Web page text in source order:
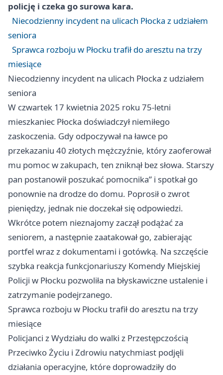
policję i czeka go surowa kara.
Niecodzienny incydent na ulicach Płocka z udziałem
seniora
Sprawca rozboju w Płocku trafił do aresztu na trzy
miesiące
Niecodzienny incydent na ulicach Płocka z udziałem
seniora
W czwartek 17 kwietnia 2025 roku 75-letni
mieszkaniec Płocka doświadczył niemiłego
zaskoczenia. Gdy odpoczywał na ławce po
przekazaniu 40 złotych mężczyźnie, który zaoferował
mu pomoc w zakupach, ten zniknął bez słowa. Starszy
pan postanowił poszukać pomocnika” i spotkał go
ponownie na drodze do domu. Poprosił o zwrot
pieniędzy, jednak nie doczekał się odpowiedzi.
Wkrótce potem nieznajomy zaczął podążać za
seniorem, a następnie zaatakował go, zabierając
portfel wraz z dokumentami i gotówką. Na szczęście
szybka reakcja funkcjonariuszy Komendy Miejskiej
Policji w Płocku pozwoliła na błyskawiczne ustalenie i
zatrzymanie podejrzanego.
Sprawca rozboju w Płocku trafił do aresztu na trzy
miesiące
Policjanci z Wydziału do walki z Przestępczością
Przeciwko Życiu i Zdrowiu natychmiast podjęli
działania operacyjne, które doprowadziły do